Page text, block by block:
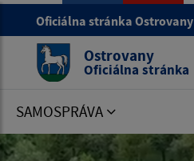
Oficiálna stránka Ostrovany
Ostrovany
Oficiálna stránka
SAMOSPRÁVA